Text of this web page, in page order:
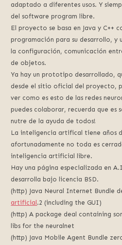
adaptado a diferentes usos. Y
del software program libre.
El proyecto se basa en Java y C++
programación para su desarrollo, y
la configuración, comunicación
de objetos.
Ya hay un prototipo desarrollado,
desde el sitio oficial del proyecto,
ver como es esto de las redes
puedes colaborar, recuerda que es
nutre de la ayuda de todos!
La inteligencia artifical tiene años
afortunadamente no toda es
inteligencia artificial libre.
Hay una página especializada en
desarrolla bajo licencia BSD.
(http) Java Neural Internet Bundle
artificial .2 (including the GUI)
(http) A package deal containing
libs for the neuralnet
(http) Java Mobile Agent Bundle